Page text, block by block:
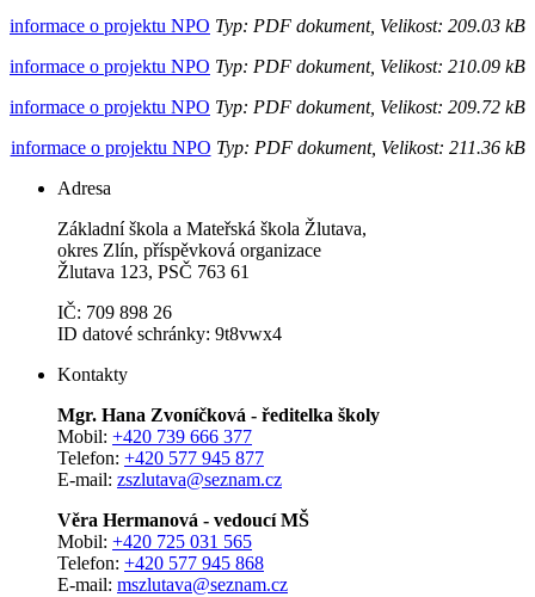
informace o projektu NPO Typ: PDF dokument, Velikost: 209.03 kB
informace o projektu NPO Typ: PDF dokument, Velikost: 210.09 kB
informace o projektu NPO Typ: PDF dokument, Velikost: 209.72 kB
informace o projektu NPO Typ: PDF dokument, Velikost: 211.36 kB
Adresa
Základní škola a Mateřská škola Žlutava,
okres Zlín, příspěvková organizace
Žlutava 123, PSČ 763 61
IČ: 709 898 26
ID datové schránky: 9t8vwx4
Kontakty
Mgr. Hana Zvoníčková - ředitelka školy
Mobil: +420 739 666 377
Telefon: +420 577 945 877
E-mail: zszlutava@seznam.cz
Věra Hermanová - vedoucí MŠ
Mobil: +420 725 031 565
Telefon: +420 577 945 868
E-mail: mszlutava@seznam.cz